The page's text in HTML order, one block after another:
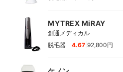
MYTREX MiRAY
創通メディカル
脱毛器
4.67 92,800円